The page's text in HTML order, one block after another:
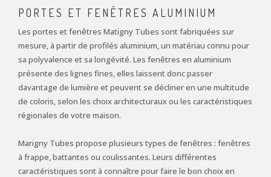
PORTES ET FENÊTRES ALUMINIUM
Les portes et fenêtres Matigny Tubes sont fabriquées sur
mesure, à partir de profilés aluminium, un matériau connu pour
sa polyvalence et sa longévité. Les fenêtres en aluminium
présente des lignes fines, elles laissent donc passer
davantage de lumière et peuvent se décliner en une multitude
de coloris, selon les choix architecturaux ou les caractéristiques
régionales de votre maison.
Marigny Tubes propose plusieurs types de fenêtres : fenêtres
à frappe, battantes ou coulissantes. Leurs différentes
caractéristiques sont à connaître pour faire le bon choix en